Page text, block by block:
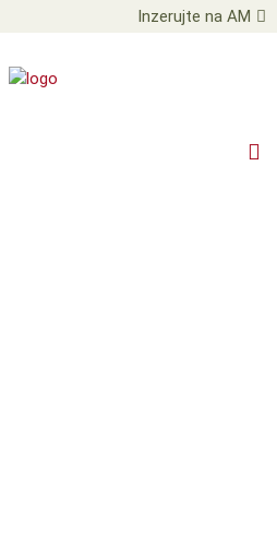
Inzerujte na AM